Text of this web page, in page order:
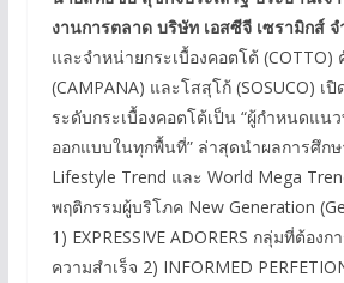
งานการตลาด บริษัท เอสซีจี เซรามิกส์
และจำหน่ายกระเบื้องคอตโต้ (COTTO)
(CAMPANA) และโสสุโก้ (SOSUCO) เ
ระดับกระเบื้องคอตโต้เป็น “ผู้กำหนดแน
ออกแบบในทุกพื้นที่” ล่าสุดนำผลการศึกษ
Lifestyle Trend และ World Mega
พฤติกรรมผู้บริโภค New Generation
1) EXPRESSIVE ADORERS กลุ่มที่ต้อง
ความสำเร็จ 2) INFORMED